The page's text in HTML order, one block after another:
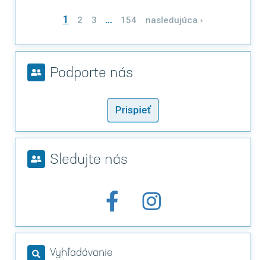
1 2 3 … 154 nasledujúca ›
Podporte nás
Prispieť
Sledujte nás
Vyhľadávanie